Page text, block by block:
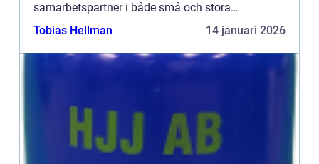
samarbetspartner i både små och stora
inredningsprojekt. När hem, ...
Tobias Hellman 14 januari 2026